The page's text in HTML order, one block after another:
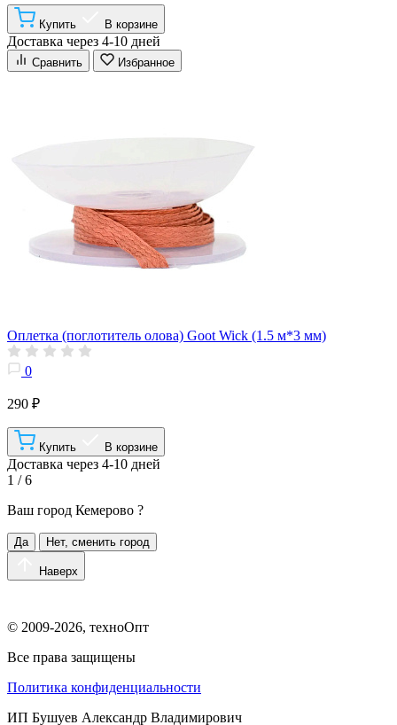
Купить В корзине
Доставка через 4-10 дней
Сравнить Избранное
Оплетка (поглотитель олова) Goot Wick (1.5 м*3 мм)
0
290 ₽
Купить В корзине
Доставка через 4-10 дней
1 / 6
Ваш город Кемерово ?
Да Нет, сменить город
Наверх
© 2009-2026, техноОпт
Все права защищены
Политика конфиденциальности
ИП Бушуев Александр Владимирович